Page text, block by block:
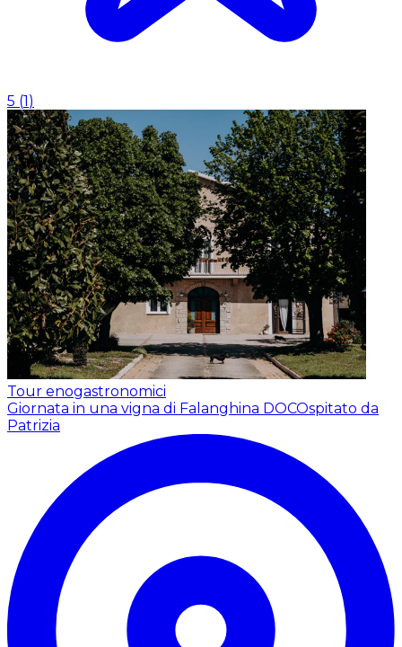
5 (1)
Tour enogastronomici
Giornata in una vigna di Falanghina DOCOspitato da
Patrizia